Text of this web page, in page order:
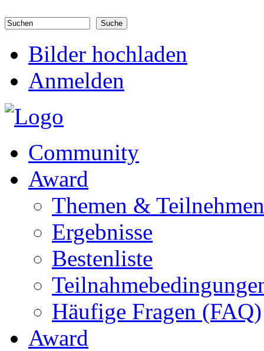
Suchformular
Bilder hochladen
Anmelden
Community
Award
Themen & Teilnehmen
Ergebnisse
Bestenliste
Häufige Fragen (FAQ)
Award